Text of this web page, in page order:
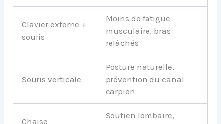
Clavier externe +
souris
Moins de fatigue
musculaire, bras
relâchés
Souris verticale
Posture naturelle,
prévention du canal
carpien
Chaise
Soutien lombaire,